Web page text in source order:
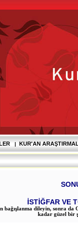
| KUR'AN
İSTİĞFAR VE
bağışlanma dileyin, sonra
kadar güzel bir